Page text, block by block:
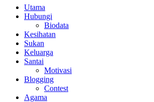
Utama
Hubungi
Biodata
Kesihatan
Sukan
Keluarga
Santai
Motivasi
Blogging
Contest
Agama